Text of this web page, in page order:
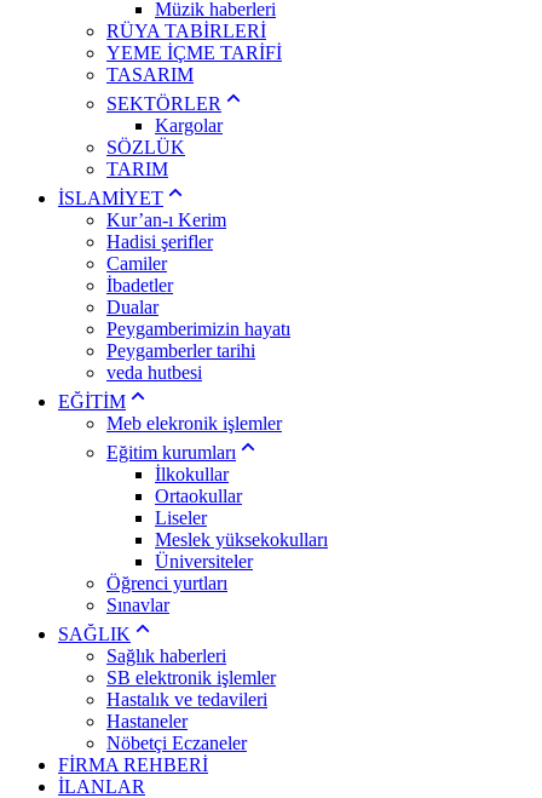
Müzik haberleri
RÜYA TABİRLERİ
YEME İÇME TARİFİ
TASARIM
SEKTÖRLER
Kargolar
SÖZLÜK
TARIM
İSLAMİYET
Kur’an-ı Kerim
Hadisi şerifler
Camiler
İbadetler
Dualar
Peygamberimizin hayatı
Peygamberler tarihi
veda hutbesi
EĞİTİM
Meb elekronik işlemler
Eğitim kurumları
İlkokullar
Ortaokullar
Liseler
Meslek yüksekokulları
Üniversiteler
Öğrenci yurtları
Sınavlar
SAĞLIK
Sağlık haberleri
SB elektronik işlemler
Hastalık ve tedavileri
Hastaneler
Nöbetçi Eczaneler
FİRMA REHBERİ
İLANLAR